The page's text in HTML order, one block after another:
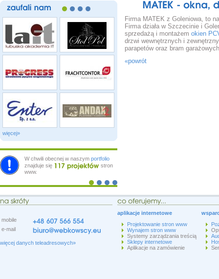
więcej»
W chwili obecnej w naszym portfolio
znajduje się
stron
www.
Firma MATEK z Goleniowa, to
Firma działa w Szczecinie i
sprzedażą i montażem okien
drzwi wewnętrznych i
parapetów oraz bram
«powrót
mobile
e-mail
więcej danych teleadresowych»
aplikacje internetowe
Projektowanie stron www
Wynajem stron www
Systemy zarządzania treścią
Sklepy internetowe
Aplikacje na zamówienie